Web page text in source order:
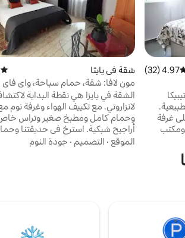
التقييم 4.97 من 5، 32 مراجعات
4.97 (32)
وتحتوي على غرفة
ومكتب
تجهيزًا كاملاً
من الألياف
شقة في يايثا
مون لافا: شقة، حمام سباحة، واي فاي
الشقة في يايزا هي نقطة البداية
لانزاروتي. مع تكييف الهواء وغرفة نوم
وحمام كامل ومطبخ صغير وتراس
أراجيح شبكية. استرخ في حديقتنا
السباحة المحمي من الرياح. استمتع
الموقع · التصميم · جودة النوم